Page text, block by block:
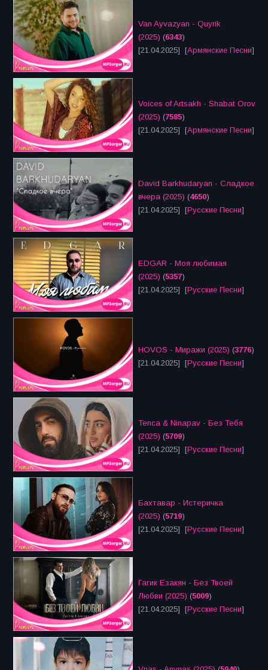
Van Ayvazyan - Quyrik
(2025) (6343)
[21.04.2025] [Армянские Песни]
Voices of Artsakh - Shabat Orov
(2025) (7585)
[21.04.2025] [Армянские Песни]
David Barkhudaryan - Сладкое
вчера (2025) (4650)
[21.04.2025] [Русские Песни]
EDGAR - Моя любимая
(2025) (5357)
[21.04.2025] [Русские Песни]
HOVOS - Миражи (2025) (3776)
[21.04.2025] [Русские Песни]
Tenca & Ninapav - Без Тебя
(2025) (5709)
[21.04.2025] [Русские Песни]
Бахтавар - Истеричка
(2025) (5719)
[21.04.2025] [Русские Песни]
Гагик Езакян - Без Твоей
Любви (2025) (5009)
[21.04.2025] [Русские Песни]